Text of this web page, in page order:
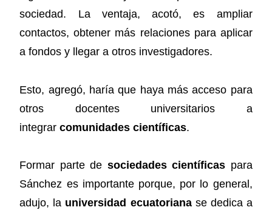
sociedad. La ventaja, acotó, es ampliar
contactos, obtener más relaciones para aplicar
a fondos y llegar a otros investigadores.
Esto, agregó, haría que haya más acceso para
otros docentes universitarios a
integrarcomunidades científicas.
Formar parte de sociedades científicas para
Sánchez es importante porque, por lo general,
adujo, la universidad ecuatorianase dedica a